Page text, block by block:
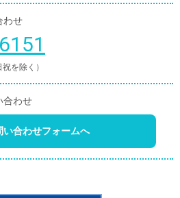
わせ
を除く）
合わせ
い合わせフォームへ